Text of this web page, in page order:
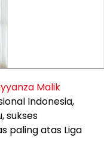
Malik
Indonesia,
sukses
paling atas Liga